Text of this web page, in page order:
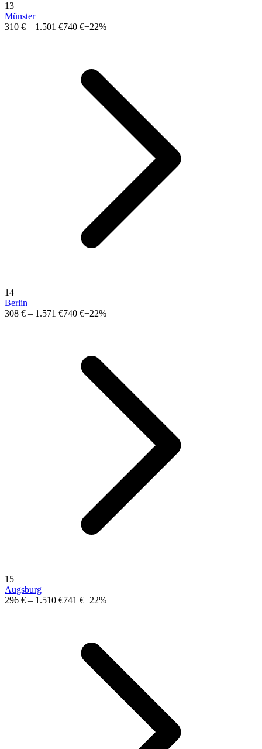
13
Münster
310 € – 1.501 €740 €+22%
14
Berlin
308 € – 1.571 €740 €+22%
15
Augsburg
296 € – 1.510 €741 €+22%